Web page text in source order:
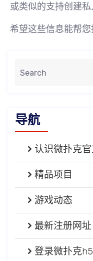
或类似的支持创建
希望这些信息能帮您
导航
认识微扑克
精品项目
游戏动态
最新注册网址
登录微扑克